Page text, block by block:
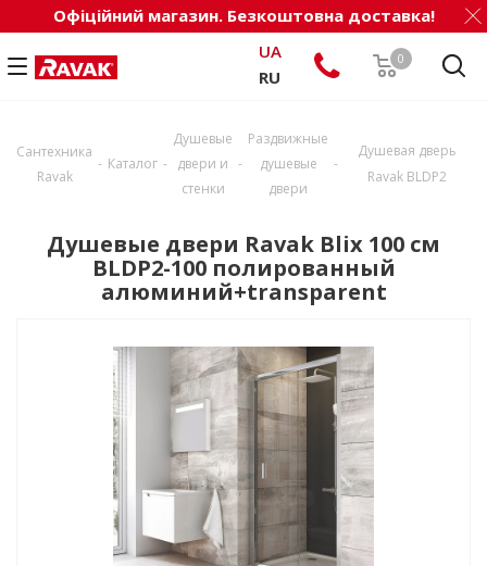
Офіційний магазин. Безкоштовна доставка!
0
UA
RU
Сантехника
Ravak
- Каталог -
Душевые
двери и
стенки
-
Раздвижные
душевые
двери
-
Душевая дверь
Ravak BLDP2
Душевые двери Ravak Blix 100 см
BLDP2-100 полированный
алюминий+transparent